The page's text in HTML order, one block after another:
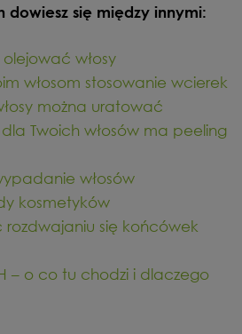
dowiesz się między innymi:
włosy
włosom stosowanie wcierek
można uratować
Twoich włosów ma peeling
włosów
kosmetyków
się końcówek
– o co tu chodzi i dlaczego